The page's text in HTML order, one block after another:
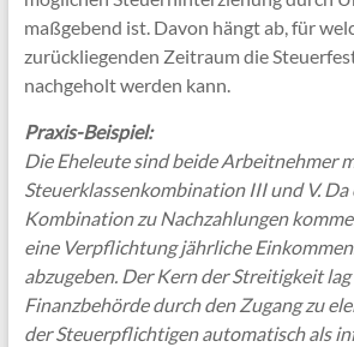
maßgebend ist. Davon hängt ab, für
zurückliegenden Zeitraum die
nachgeholt werden kann.
Praxis-Beispiel:
Die Eheleute sind beide Arbeitnehmer
Steuerklassenkombination III und V. Da
Kombination zu Nachzahlungen
eine Verpflichtung jährliche
abzugeben. Der Kern der Streitigkeit
Finanzbehörde durch den Zugang zu
der Steuerpflichtigen automatisch als